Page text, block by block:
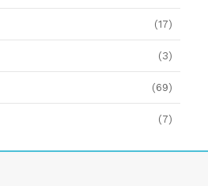
(17)
(3)
(69)
(7)